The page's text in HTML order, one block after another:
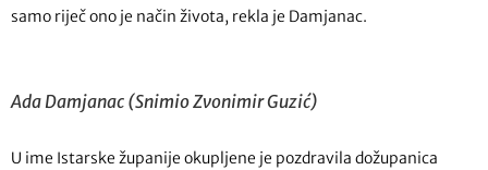
samo riječ ono je način života, rekla je Damjanac.
Ada Damjanac (Snimio Zvonimir Guzić)
U ime Istarske županije okupljene je pozdravila dožupanica